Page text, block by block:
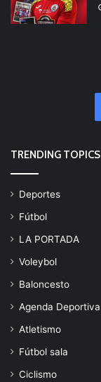
TRENDING TOPICS
Deportes
Fútbol
LA PORTADA
Voleybol
Baloncesto
Agenda Deportiva
Atletismo
Fútbol sala
Ciclismo